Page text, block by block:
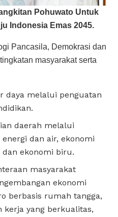
Pohuwato Untuk
Indonesia Emas 2045.
Pancasila, Demokrasi dan
masyarakat serta
daya melalui penguatan
daerah melalui
dan air, ekonomi
ekonomi biru.
masyarakat
ekonomi
berbasis rumah tangga,
kerja yang berkualitas,